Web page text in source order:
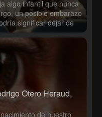
algo infantil que nunca
un posible embarazo
significar dejar de
Otero Heraud,
de nuestro